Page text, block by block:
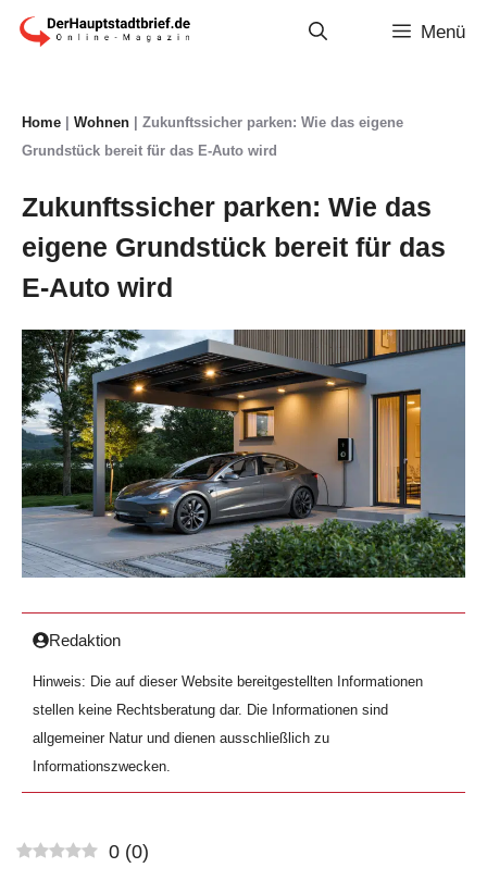
Zum
Menü
Home Wohnen
Zukunftssicher parken: Wie das eigene
Grundstück bereit für das E-Auto wird
Zukunftssicher parken: Wie das
eigene Grundstück bereit für das
E-Auto wird
Redaktion
Hinweis: Die auf dieser Website bereitgestellten Informationen
stellen keine Rechtsberatung dar. Die Informationen sind
allgemeiner Natur und dienen ausschließlich zu
Informationszwecken.
0 (0)